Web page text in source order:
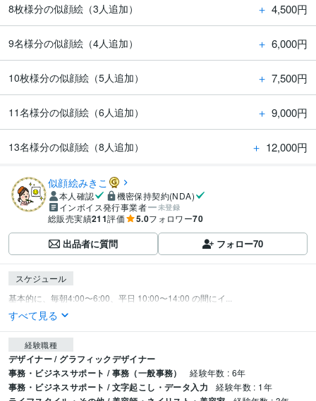
8枚様分の似顔絵（3人追加） ＋ 4,500円
9名様分の似顔絵（4人追加） ＋ 6,000円
10枚様分の似顔絵（5人追加） ＋ 7,500円
11名様分の似顔絵（6人追加） ＋ 9,000円
13名様分の似顔絵（8人追加） ＋ 12,000円
似顔絵みきこ
本人確認
機密保持契約(NDA)
インボイス発行事業者
未登録
総販売実績211評価 5.0フォロワー70
出品者に質問 フォロー70
スケジュール
基本的に、毎朝4:00〜6:00、平日 10:00〜14:00 の間にイ...
すべて見る
経験職種
デザイナー / グラフィックデザイナー
事務・ビジネスサポート / 事務（一般事務）
経験年数 : 6年
事務・ビジネスサポート / 文字起こし・データ入力 経験年数 : 1年